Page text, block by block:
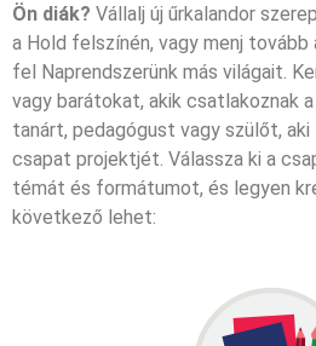
Ön diák? Vállalj új űrkalandor
a Hold felszínén, vagy menj
fel Naprendszerünk más világait.
vagy barátokat, akik csatlakoznak
tanárt, pedagógust vagy szülőt,
csapat projektjét. Válassza ki a
témát és formátumot, és legyen
következő lehet: